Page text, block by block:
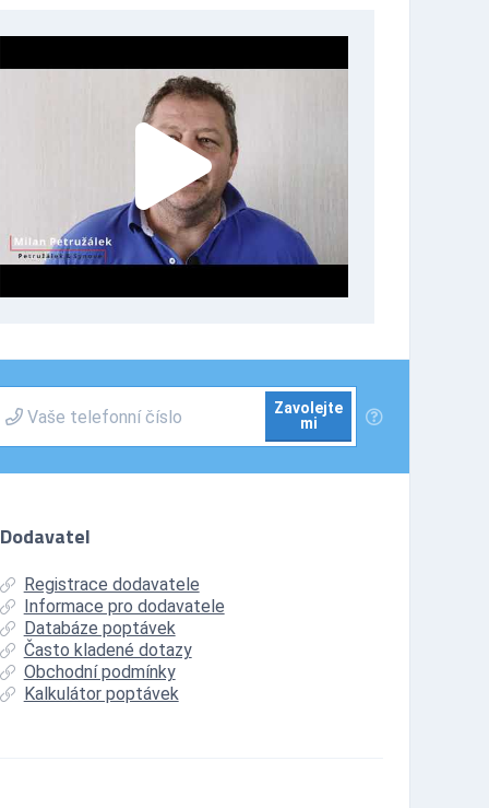
Zavolejte
mi
Dodavatel
Registrace dodavatele
Informace pro dodavatele
Databáze poptávek
Často kladené dotazy
Obchodní podmínky
Kalkulátor poptávek